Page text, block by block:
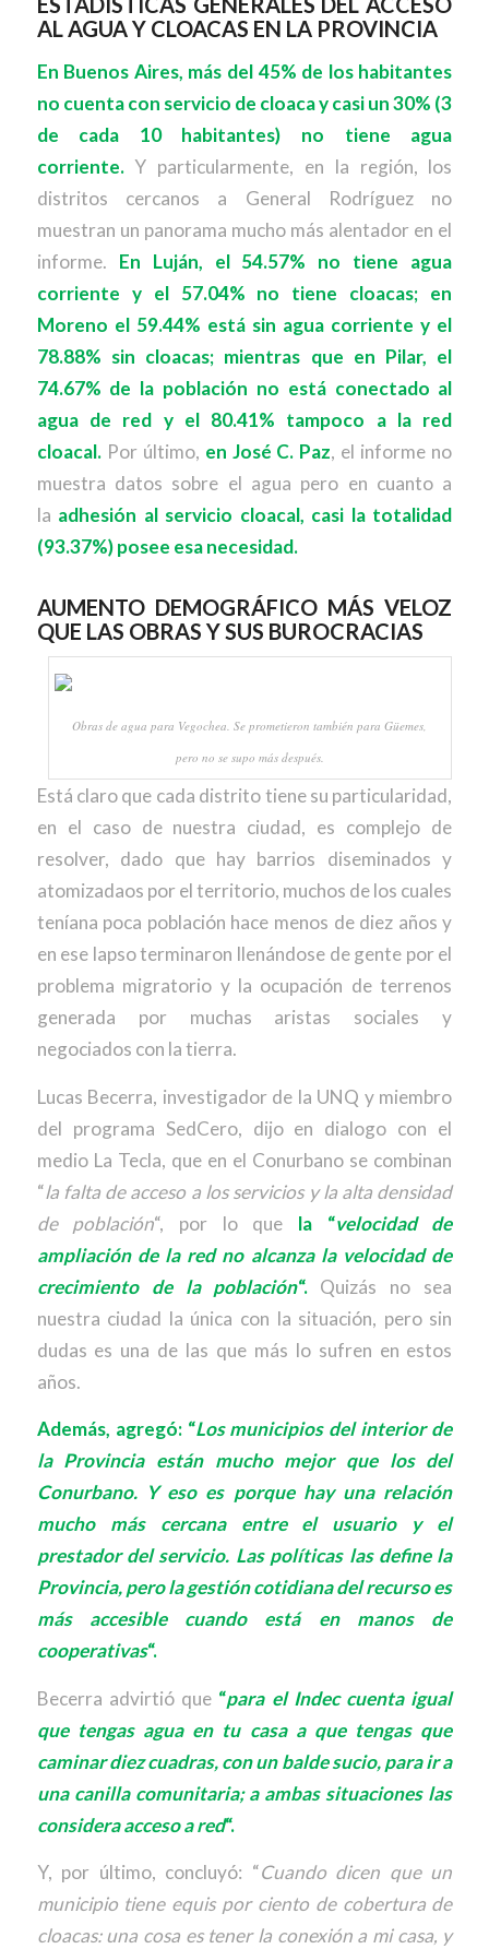
AL AGUA Y CLOACAS EN LA PROVINCIA
En Buenos Aires, más del 45% de los habitantes
no cuenta con servicio de cloaca y casi un 30% (3
de cada 10 habitantes) no tiene agua
corriente.Y particularmente, en la región, los
distritos cercanos a General Rodríguez no
muestran un panorama mucho más alentador en el
informe. En Luján, el 54.57% no tiene agua
corriente y el 57.04% no tiene cloacas; en
Moreno el 59.44% está sin agua corriente y el
78.88% sin cloacas; mientras que en Pilar, el
74.67% de la población no está conectado al
agua de red y el 80.41% tampoco a la red
cloacal.Por último, en José C. Paz, el informe no
muestra datos sobre el agua pero en cuanto a
la adhesión al servicio cloacal, casi la totalidad
(93.37%) posee esa necesidad.
AUMENTO DEMOGRÁFICO MÁS VELOZ
QUE LAS OBRAS Y SUS BUROCRACIAS
Obras de agua para Vegochea. Se prometieron también para Güemes,
pero no se supo más después.
Está claro que cada distrito tiene su particularidad,
en el caso de nuestra ciudad, es complejo de
resolver, dado que hay barrios diseminados y
atomizadaos por el territorio, muchos de los cuales
teníana poca población hace menos de diez años y
en ese lapso terminaron llenándose de gente por el
problema migratorio y la ocupación de terrenos
generada por muchas aristas sociales y
negociados con la tierra.
Lucas Becerra, investigador de la UNQ y miembro
del programa SedCero, dijo en dialogo con el
medio La Tecla, que en el Conurbano se combinan
“la falta de acceso a los servicios y la alta densidad
de población“, por lo que la “velocidad de
ampliación de la red no alcanza la velocidad de
crecimiento de la población“.Quizás no sea
nuestra ciudad la única con la situación, pero sin
dudas es una de las que más lo sufren en estos
años.
Además, agregó: “Los municipios del interior de
la Provincia están mucho mejor que los del
Conurbano. Y eso es porque hay una relación
mucho más cercana entre el usuario y el
prestador del servicio. Las políticas las define la
Provincia, pero la gestión cotidiana del recurso es
más accesible cuando está en manos de
cooperativas“.
Becerra advirtió que “para el Indec cuenta igual
que tengas agua en tu casa a que tengas que
caminar diez cuadras, con un balde sucio, para ir a
una canilla comunitaria; a ambas situaciones las
considera acceso a red“.
Y, por último, concluyó: “Cuando dicen que un
municipio tiene equis por ciento de cobertura de
cloacas: una cosa es tener la conexión a mi casa, y